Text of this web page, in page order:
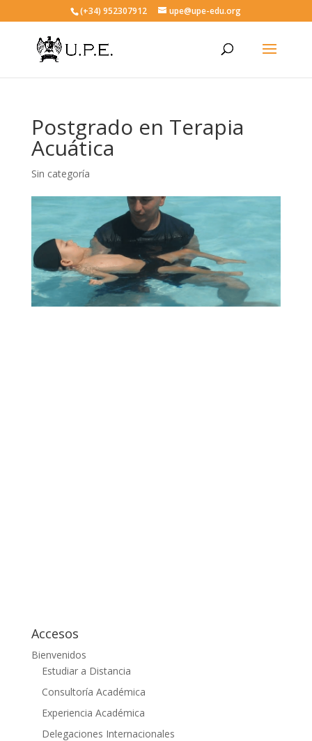
(+34) 952307912 upe@upe-edu.org
Postgrado en Terapia
Acuática
Sin categoría
Accesos
Bienvenidos
Estudiar a Distancia
Consultoría Académica
Experiencia Académica
Delegaciones Internacionales